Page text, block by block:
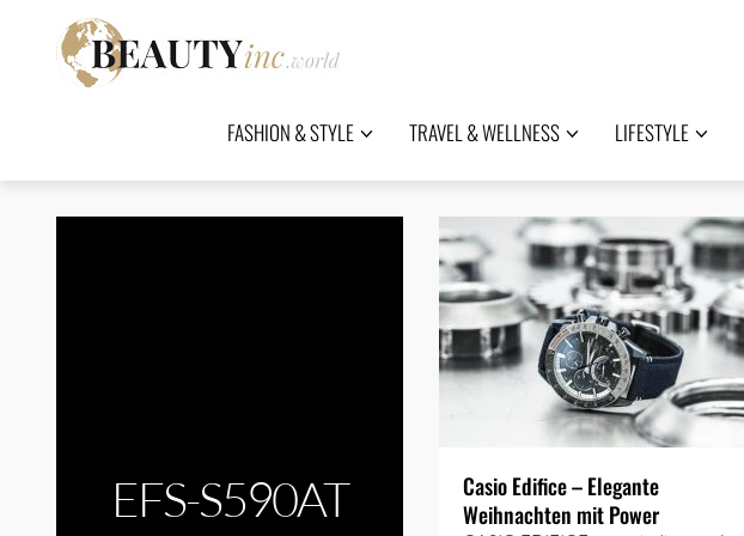
FASHION & STYLE TRAVEL & WELLNESS LIFESTYLE
EFS-S590AT
Casio Edifice – Elegante
Weihnachten mit Power